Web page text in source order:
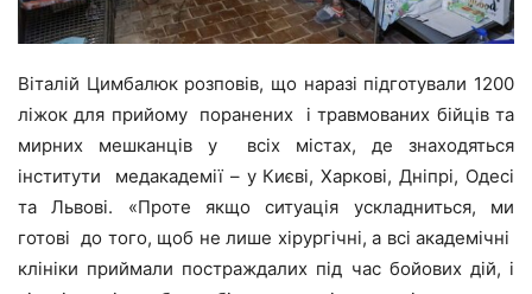
Віталій Цимбалюк розповів, що наразі підготували 1200
ліжок для прийому поранених і травмованих бійців та
мирних мешканців у всіх містах, де знаходяться
інститути медакадемії – у Києві, Харкові, Дніпрі, Одесі
та Львові. «Проте якщо ситуація ускладниться, ми
готові до того, щоб не лише хірургічні, а всі академічні
клініки приймали постраждалих під час бойових дій, і